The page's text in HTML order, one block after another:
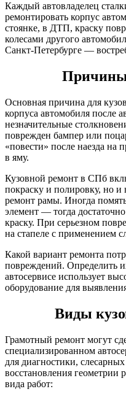
Каждый автовладелец
ремонтировать корпус
стоянке, в ДТП, краску
колесами другого
Санкт-Петербурге —
Причины
Основная причина для
корпуса автомобиля после
незначительные
поврежден бампер или
«повести» после наезда на
в яму.
Кузовной ремонт в СПб
покраску и полировку, но и
ремонт рамы. Иногда
элемент — тогда
краску. При серьезном
на стапеле с применением
Какой вариант ремонта
повреждений. Определить
автосервисе использует
оборудование для
Виды
Грамотный ремонт могут
специализированном
для диагностики,
восстановления
вида работ: